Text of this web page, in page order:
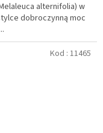
alternifolia) w
dobroczynną moc
Kod : 11465